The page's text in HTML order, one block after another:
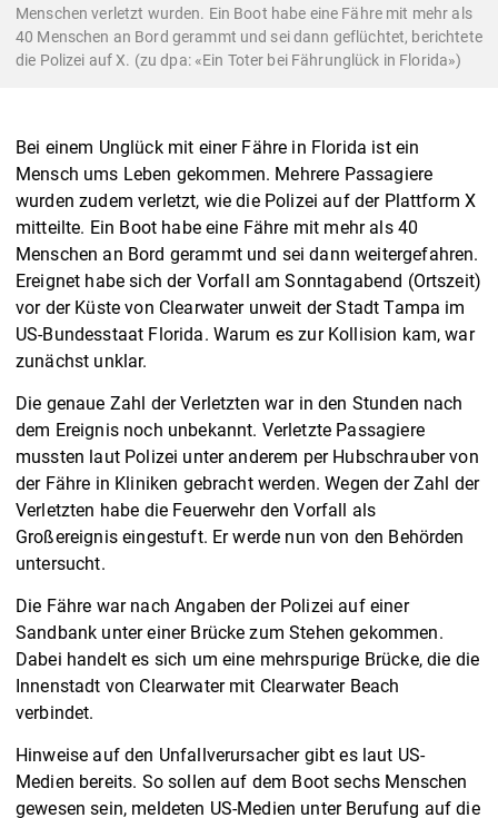
Menschen verletzt wurden. Ein Boot habe eine Fähre mit mehr als
40 Menschen an Bord gerammt und sei dann geflüchtet, berichtete
die Polizei auf X. (zu dpa: «Ein Toter bei Fährunglück in Florida»)
Bei einem Unglück mit einer Fähre in Florida ist ein
Mensch ums Leben gekommen. Mehrere Passagiere
wurden zudem verletzt, wie die Polizei auf der Plattform X
mitteilte. Ein Boot habe eine Fähre mit mehr als 40
Menschen an Bord gerammt und sei dann weitergefahren.
Ereignet habe sich der Vorfall am Sonntagabend (Ortszeit)
vor der Küste von Clearwater unweit der Stadt Tampa im
US-Bundesstaat Florida. Warum es zur Kollision kam, war
zunächst unklar.
Die genaue Zahl der Verletzten war in den Stunden nach
dem Ereignis noch unbekannt. Verletzte Passagiere
mussten laut Polizei unter anderem per Hubschrauber von
der Fähre in Kliniken gebracht werden. Wegen der Zahl der
Verletzten habe die Feuerwehr den Vorfall als
Großereignis eingestuft. Er werde nun von den Behörden
untersucht.
Die Fähre war nach Angaben der Polizei auf einer
Sandbank unter einer Brücke zum Stehen gekommen.
Dabei handelt es sich um eine mehrspurige Brücke, die die
Innenstadt von Clearwater mit Clearwater Beach
verbindet.
Hinweise auf den Unfallverursacher gibt es laut US-
Medien bereits. So sollen auf dem Boot sechs Menschen
gewesen sein, meldeten US-Medien unter Berufung auf die